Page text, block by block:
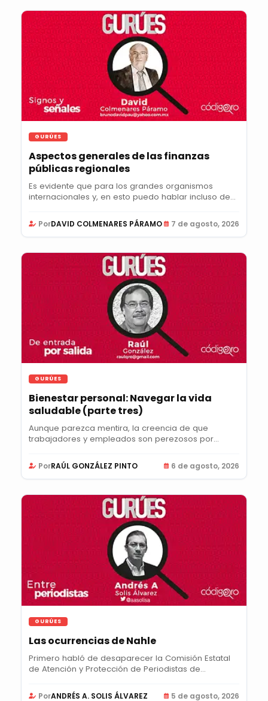
GURÚES
Aspectos generales de las finanzas
públicas regionales
Es evidente que para los grandes organismos
internacionales y, en esto puedo hablar incluso de
PorDAVID COLMENARES PÁRAMO 7 de agosto, 2026
GURÚES
Bienestar personal: Navegar la vida
saludable (parte tres)
Aunque parezca mentira, la creencia de que
trabajadores y empleados son perezosos por
PorRAÚL GONZÁLEZ PINTO 6 de agosto, 2026
GURÚES
Las ocurrencias de Nahle
Primero habló de desaparecer la Comisión Estatal
de Atención y Protección de Periodistas de...
PorANDRÉS A. SOLIS ÁLVAREZ 5 de agosto, 2026